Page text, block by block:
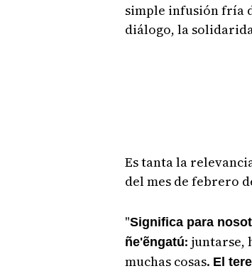
simple infusión fría
diálogo, la
Es tanta la
del mes de febrero
"Significa para
ñe'ẽngatú: juntarse,
muchas cosas. El